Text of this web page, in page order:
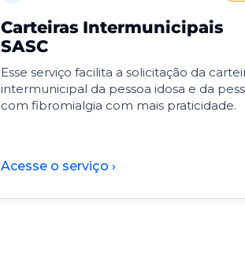
Carteiras Intermunicipais
SASC
Esse serviço facilita a solicitação da
intermunicipal da pessoa idosa e da
com fibromialgia com mais praticidade.
Acesse o serviço ›